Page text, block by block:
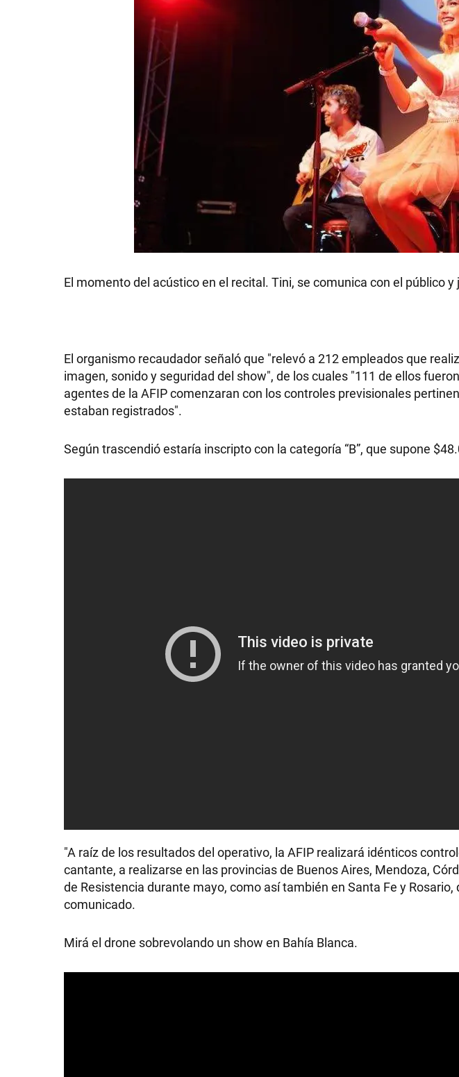
El momento del acústico en el recital. Tini, se comunica con el público
El organismo recaudador señaló que "relevó a 212 empleados que
imagen, sonido y seguridad del show", de los cuales "111 de ellos
agentes de la AFIP comenzaran con los controles previsionales
estaban registrados".
Según trascendió estaría inscripto con la categoría “B”, que supone
"A raíz de los resultados del operativo, la AFIP realizará idénticos
cantante, a realizarse en las provincias de Buenos Aires, Mendoza,
de Resistencia durante mayo, como así también en Santa Fe y
comunicado.
Mirá el drone sobrevolando un show en Bahía Blanca.
ACTUALIDAD
POLICIALES
ECONOMÍA
GRAN
HERMANO
SALUD
TECNOLOGÍA